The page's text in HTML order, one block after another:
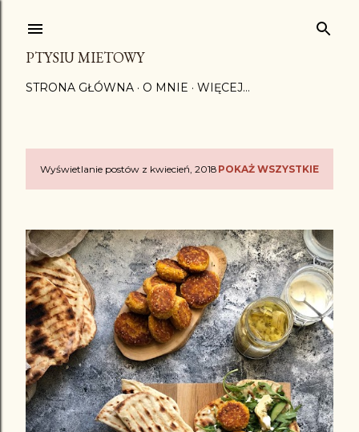
PTYSIU MIETOWY
STRONA GŁÓWNA O MNIE WIĘCEJ…
P
s
t
y
Wyświetlanie postów z kwiecień, 2018 POKAŻ WSZYSTKIE